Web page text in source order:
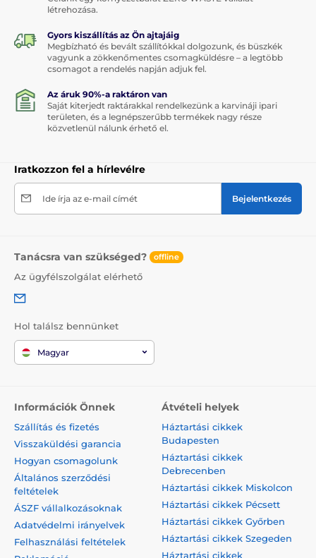
létrehozása.
Gyors kiszállítás az Ön ajtajáig
Megbízható és bevált szállítókkal dolgozunk, és büszkék
vagyunk a zökkenőmentes csomagküldésre – a legtöbb
csomagot a rendelés napján adjuk fel.
Az áruk 90%-a raktáron van
Saját kiterjedt raktárakkal rendelkezünk a karvináji ipari
területen, és a legnépszerűbb termékek nagy része
közvetlenül nálunk érhető el.
Iratkozzon fel a hírlevélre
Ide írja az e-mail címét Bejelentkezés
Tanácsra van szükséged? offline
Az ügyfélszolgálat elérhető
Hol találsz bennünket
Magyar
Információk Önnek
Szállítás és fizetés
Visszaküldési garancia
Hogyan csomagolunk
Általános szerződési
feltételek
ÁSZF vállalkozásoknak
Adatvédelmi irányelvek
Felhasználási feltételek
Átvételi helyek
Háztartási cikkek
Budapesten
Háztartási cikkek
Debrecenben
Háztartási cikkek Miskolcon
Háztartási cikkek Pécsett
Háztartási cikkek Győrben
Háztartási cikkek Szegeden
Háztartási cikkek